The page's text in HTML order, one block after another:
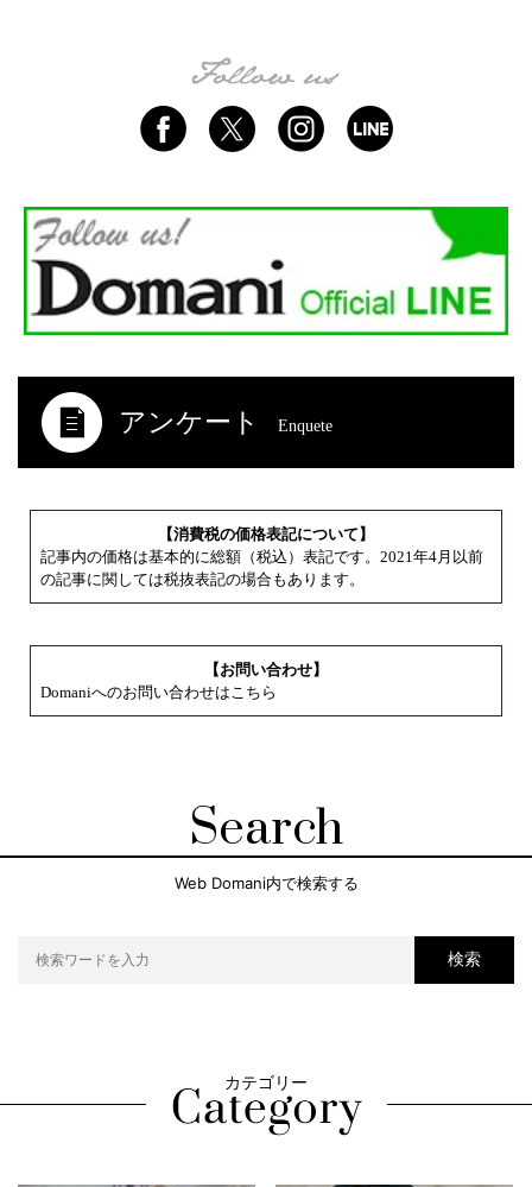
アンケート Enquete
【消費税の価格表記について】
記事内の価格は基本的に総額（税込）表記です。2021年4月以前
の記事に関しては税抜表記の場合もあります。
【お問い合わせ】
Domaniへのお問い合わせはこちら
Search
Web Domani内で検索する
検索
カテゴリー